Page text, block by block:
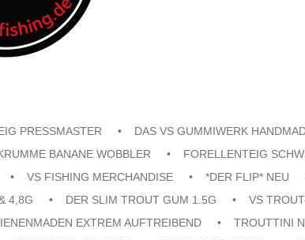
PRESSMASTER DAS VS GUMMIWERK
BANANE WOBBLER FORELLENTEIG
VS FISHING MERCHANDISE *DER FLIP* NEU
4,8G
DER SLIM TROUT GUM 1.5G VS
EXTREM AUFTREIBEND TROUTTINI